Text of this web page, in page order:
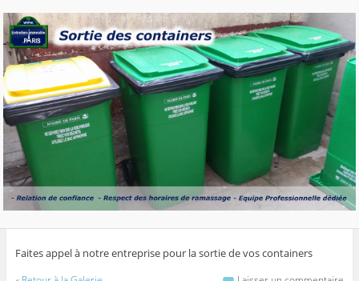
Faites appel à notre entreprise pour la sortie de vos containers